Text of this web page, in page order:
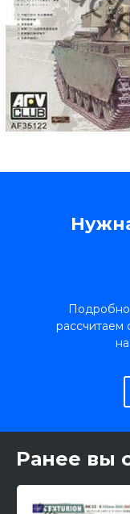
Подробно
рассчитаем
Ранее вы